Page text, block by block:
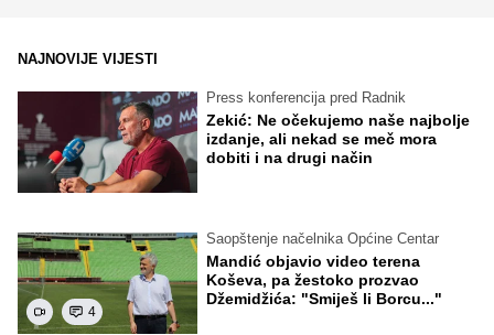
NAJNOVIJE VIJESTI
Press konferencija pred Radnik
Zekić: Ne očekujemo naše najbolje
izdanje, ali nekad se meč mora
dobiti i na drugi način
4
Saopštenje načelnika Općine Centar
Mandić objavio video terena
Koševa, pa žestoko prozvao
Džemidžića: "Smiješ li Borcu..."